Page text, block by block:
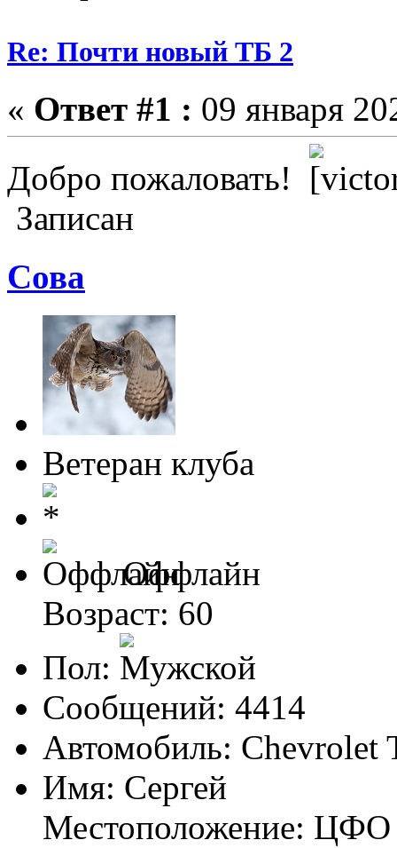
Re: Почти новый ТБ 2
« Ответ #1 : 09 января
Добро пожаловать!
Записан
Cова
Ветеран клуба
Оффлайн
Возраст: 60
Пол:
Сообщений: 4414
Автомобиль:
Имя: Сергей
Местоположение: ЦФО